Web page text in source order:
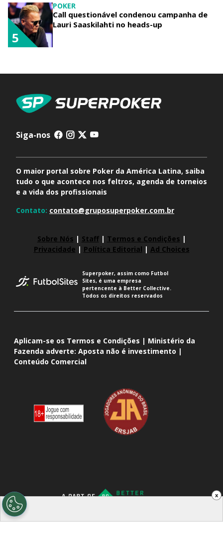
POKER
Call questionável condenou campanha de
Lauri Saaskilahti no heads-up
5
x
Siga-nos
O maior portal sobre Poker da América Latina, saiba
tudo o que acontece nos feltros, agenda de torneios
e a vida dos profissionais
Contato: contato@gruposuperpoker.com.br
Sobre Nós | Staff| Termos e Condições |
Privacidade | Política Editorial | Ad Choices
Superpoker, assim como Futbol
Sites, é uma empresa
pertencente à Better Collective.
Todos os direitos reservados
Aplicam-se os Termos e Condições | Ministério da
Fazenda adverte: Aposta não é investimento |
Conteúdo Comercial